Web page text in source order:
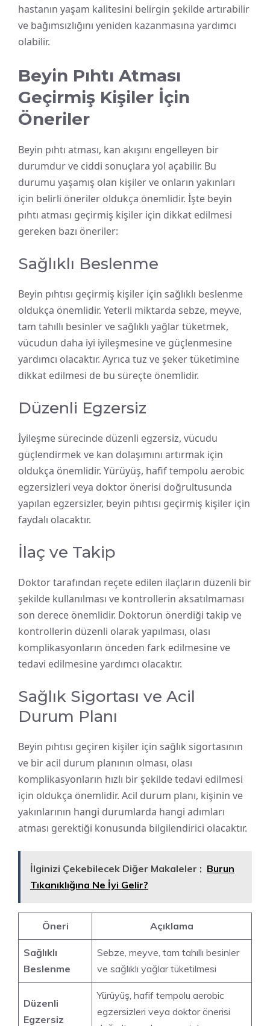
hastanın yaşam kalitesini belirgin şekilde artırabilir
ve bağımsızlığını yeniden kazanmasına yardımcı
olabilir.
Beyin Pıhtı Atması
Geçirmiş Kişiler İçin
Öneriler
Beyin pıhtı atması, kan akışını engelleyen bir
durumdur ve ciddi sonuçlara yol açabilir. Bu
durumu yaşamış olan kişiler ve onların yakınları
için belirli öneriler oldukça önemlidir. İşte beyin
pıhtı atması geçirmiş kişiler için dikkat edilmesi
gereken bazı öneriler:
Sağlıklı Beslenme
Beyin pıhtısı geçirmiş kişiler için sağlıklı beslenme
oldukça önemlidir. Yeterli miktarda sebze, meyve,
tam tahıllı besinler ve sağlıklı yağlar tüketmek,
vücudun daha iyi iyileşmesine ve güçlenmesine
yardımcı olacaktır. Ayrıca tuz ve şeker tüketimine
dikkat edilmesi de bu süreçte önemlidir.
Düzenli Egzersiz
İyileşme sürecinde düzenli egzersiz, vücudu
güçlendirmek ve kan dolaşımını artırmak için
oldukça önemlidir. Yürüyüş, hafif tempolu aerobic
egzersizleri veya doktor önerisi doğrultusunda
yapılan egzersizler, beyin pıhtısı geçirmiş kişiler için
faydalı olacaktır.
İlaç ve Takip
Doktor tarafından reçete edilen ilaçların düzenli bir
şekilde kullanılması ve kontrollerin aksatılmaması
son derece önemlidir. Doktorun önerdiği takip ve
kontrollerin düzenli olarak yapılması, olası
komplikasyonların önceden fark edilmesine ve
tedavi edilmesine yardımcı olacaktır.
Sağlık Sigortası ve Acil
Durum Planı
Beyin pıhtısı geçiren kişiler için sağlık sigortasının
ve bir acil durum planının olması, olası
komplikasyonların hızlı bir şekilde tedavi edilmesi
için oldukça önemlidir. Acil durum planı, kişinin ve
yakınlarının hangi durumlarda hangi adımları
atması gerektiği konusunda bilgilendirici olacaktır.
İlginizi Çekebilecek Diğer Makaleler ; Burun
Tıkanıklığına Ne İyi Gelir?
Öneri Açıklama
Sağlıklı
Beslenme
Sebze, meyve, tam tahıllı besinler
ve sağlıklı yağlar tüketilmesi
Düzenli
Egzersiz
Yürüyüş, hafif tempolu aerobic
egzersizleri veya doktor önerisi